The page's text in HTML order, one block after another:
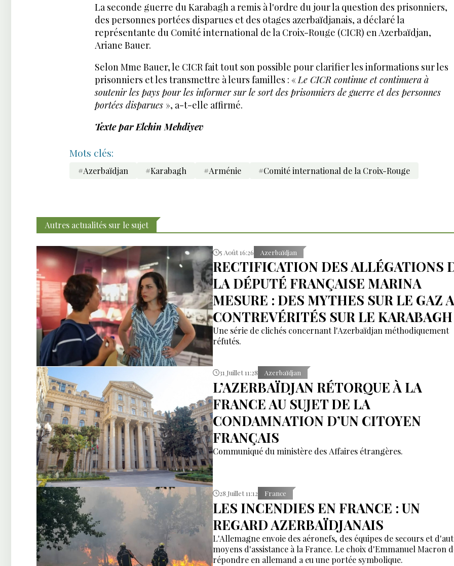
La seconde guerre du Karabagh a remis à l'ordre du jour la question des prisonniers,
des personnes portées disparues et des otages azerbaïdjanais, a déclaré la
représentante du Comité international de la Croix-Rouge (CICR) en Azerbaïdjan,
Ariane Bauer.
Selon Mme Bauer, le CICR fait tout son possible pour clarifier les informations sur les
prisonniers et les transmettre à leurs familles : «Le CICR continue et continuera à
soutenir les pays pour les informer sur le sort des prisonniers de guerre et des personnes
portées disparues », a-t-elle affirmé.
Texte par Elchin Mehdiyev
Mots clés:
#Azerbaïdjan #Karabagh #Arménie #Comité international de la Croix-Rouge
Autres actualités sur le sujet
5 Août 16:26 Azerbaïdjan
RECTIFICATION DES ALLÉGATIONS
LA DÉPUTÉ FRANÇAISE MARINA
MESURE : DES MYTHES SUR LE GAZ
CONTREVÉRITÉS SUR LE KARABAGH
Une série de clichés concernant l'Azerbaïdjan méthodiquement
réfutés.
31 Juillet 11:28 Azerbaïdjan
L’AZERBAÏDJAN RÉTORQUE À LA
FRANCE AU SUJET DE LA
CONDAMNATION D’UN CITOYEN
FRANÇAIS
Communiqué du ministère des Affaires étrangères.
28 Juillet 11:12 France
LES INCENDIES EN FRANCE : UN
REGARD AZERBAÏDJANAIS
L'Allemagne envoie des aéronefs, des équipes de secours et
moyens d'assistance à la France. Le choix d'Emmanuel Macron
répondre en allemand a eu une portée symbolique.